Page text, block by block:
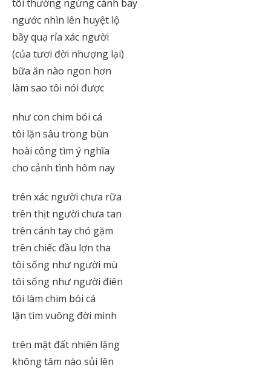
tôi thường ngừng cánh bay
ngước nhìn lên huyệt lộ
bầy quạ rỉa xác người
(của tươi đời nhượng lại)
bữa ăn nào ngon hơn
làm sao tôi nói được
như con chim bói cá
tôi lặn sâu trong bùn
hoài công tìm ý nghĩa
cho cảnh tình hôm nay
trên xác người chưa rữa
trên thịt người chưa tan
trên cánh tay chó gặm
trên chiếc đầu lợn tha
tôi sống như người mù
tôi sống như người điên
tôi làm chim bói cá
lặn tìm vuông đời mình
trên mặt đất nhiên lặng
không tăm nào sủi lên